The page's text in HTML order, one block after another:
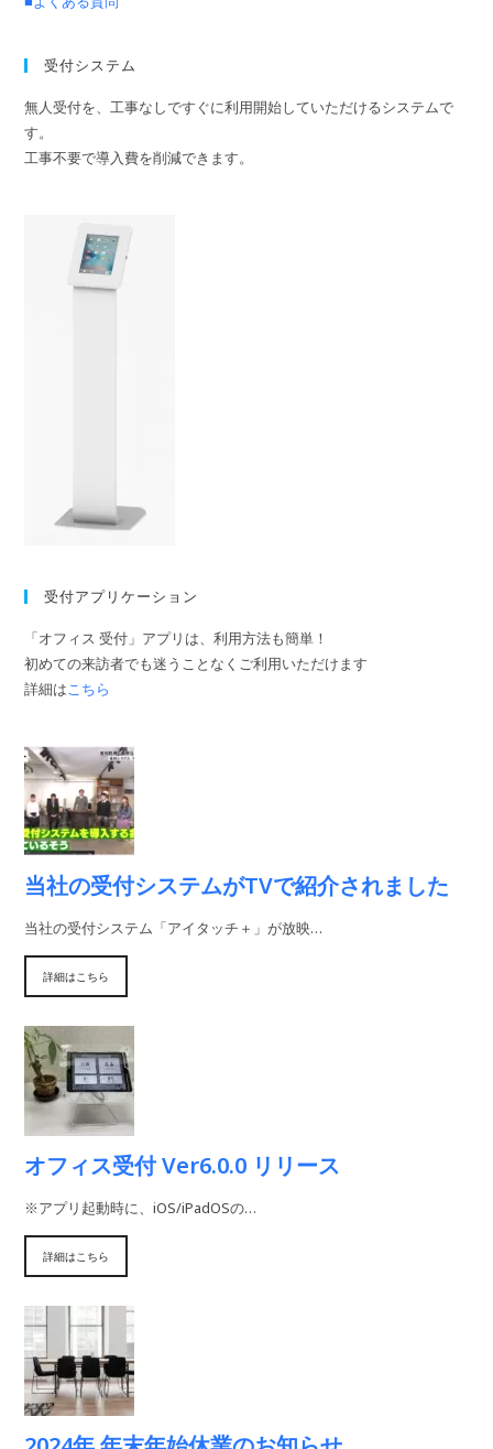
受付システム
無人受付を、工事なしですぐに利用開始していただけるシステムで
す。
工事不要で導入費を削減できます。
受付アプリケーション
「オフィス 受付」アプリは、利用方法も簡単！
初めての来訪者でも迷うことなくご利用いただけます
詳細はこちら
当社の受付システムがTVで紹介されました
当社の受付システム「アイタッチ＋」が放映…
詳細はこちら
オフィス受付 Ver6.0.0 リリース
※アプリ起動時に、iOS/iPadOSの…
詳細はこちら